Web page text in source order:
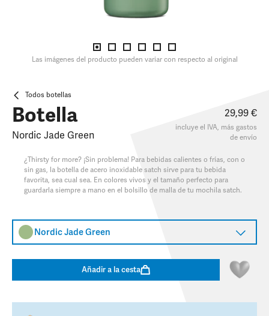
Las imágenes del producto pueden variar con respecto al original
Todos botellas
Botella
Nordic Jade Green
29,99 €
incluye el IVA, más gastos
de envío
¿Thirsty for more? ¡Sin problema! Para bebidas calientes o frías, con o
sin gas, la botella de acero inoxidable satch sirve para tu bebida
favorita, sea cual sea. En colores vivos y el tamaño perfecto para
guardarla siempre a mano en el bolsillo de malla de tu mochila satch.
Nordic Jade Green
Añadir a la cesta